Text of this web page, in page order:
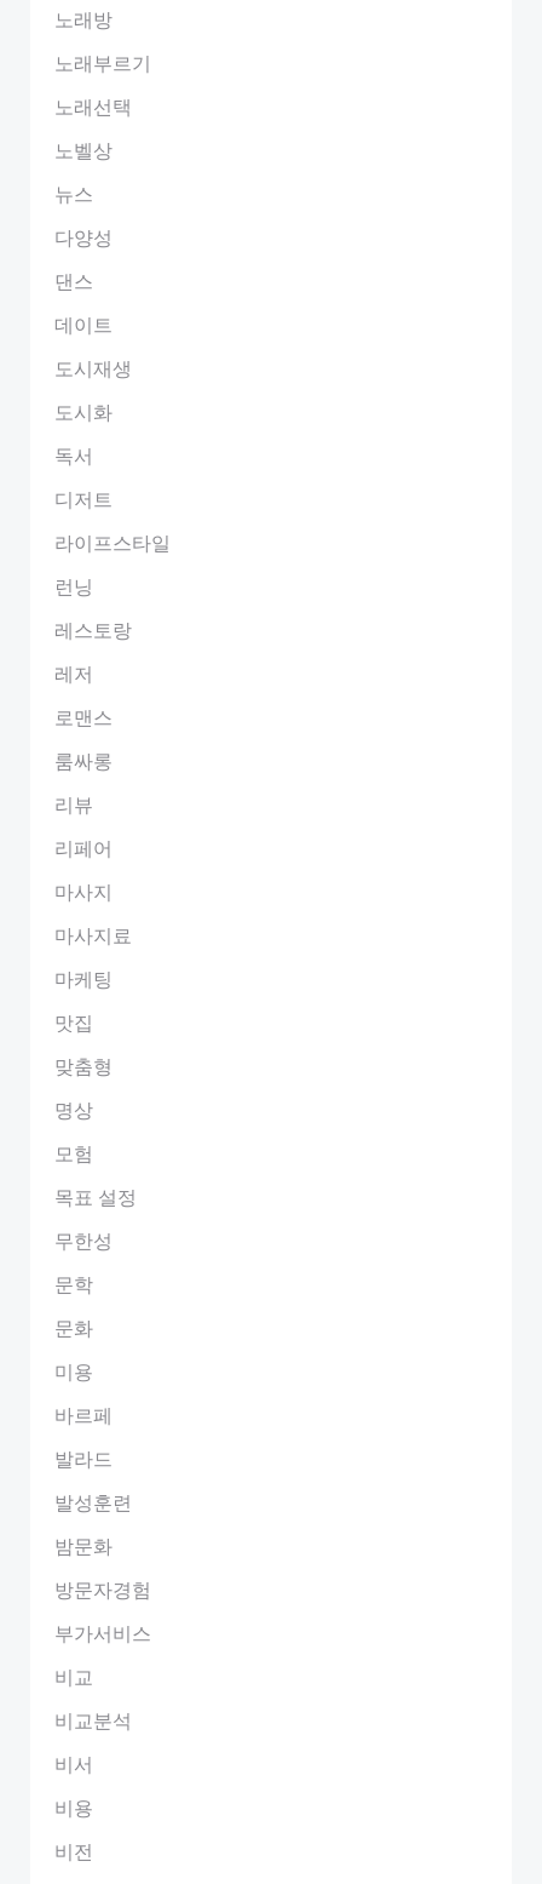
노래방
노래부르기
노래선택
노벨상
뉴스
다양성
댄스
데이트
도시재생
도시화
독서
디저트
라이프스타일
런닝
레스토랑
레저
로맨스
룸싸롱
리뷰
리페어
마사지
마사지료
마케팅
맛집
맞춤형
명상
모험
목표 설정
무한성
문학
문화
미용
바르페
발라드
발성훈련
밤문화
방문자경험
부가서비스
비교
비교분석
비서
비용
비전